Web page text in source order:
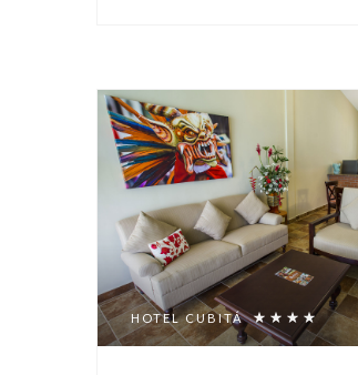
HOTEL CUBITÁ